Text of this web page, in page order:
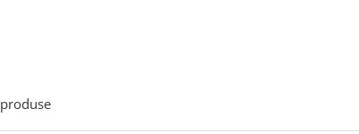
produse